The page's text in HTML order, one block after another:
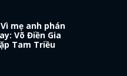
mẹ anh phán
Võ Điền Gia
Tam Triều